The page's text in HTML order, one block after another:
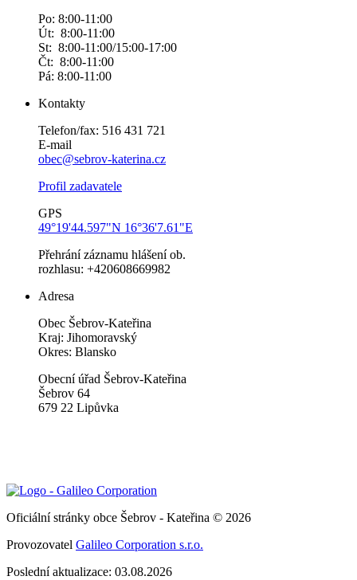
Po: 8:00-11:00
Út: 8:00-11:00
St: 8:00-11:00/15:00-17:00
Čt: 8:00-11:00
Pá: 8:00-11:00
Kontakty
Telefon/fax: 516 431 721
E-mail
obec@sebrov-katerina.cz
Profil zadavatele
GPS
49°19'44.597"N 16°36'7.61"E
Přehrání záznamu hlášení ob.
rozhlasu: +420608669982
Adresa
Obec Šebrov-Kateřina
Kraj: Jihomoravský
Okres: Blansko
Obecní úřad Šebrov-Kateřina
Šebrov 64
679 22 Lipůvka
Oficiální stránky obce Šebrov - Kateřina © 2026
Provozovatel Galileo Corporation s.r.o.
Poslední aktualizace: 03.08.2026